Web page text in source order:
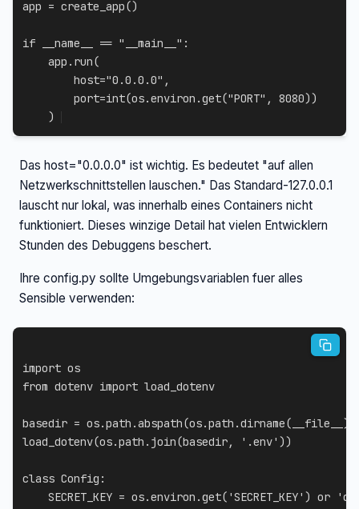
app = create_app()
if __name__ == "__main__" :
    app
. run(
        host
="0.0.0.0" ,
        port
=int(os.environ .get("PORT" , 8080) )
)
Das host="0.0.0.0" ist wichtig. Es bedeutet "auf allen
Netzwerkschnittstellen lauschen." Das Standard-127.0.0.1
lauscht nur lokal, was innerhalb eines Containers nicht
funktioniert. Dieses winzige Detail hat vielen Entwicklern
Stunden des Debuggens beschert.
Ihre config.py sollte Umgebungsvariablen fuer alles
Sensible verwenden:
import
from dotenv import load_dotenv
basedir = os.path .abspath(os.path .dirname( __file__ )
load_dotenv(os.path . join(basedir, '.env' ))
class Config :
    SECRET_KEY
= os.environ .get( 'SECRET_KEY' ) or